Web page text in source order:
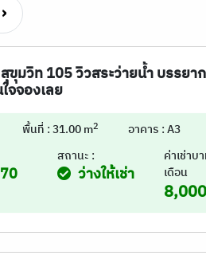
›
สุขุมวิท 105 วิวสระว่ายน้ำ บรรย
จจองเลย
พื้นที่ : 31.00 m2 อาคาร : A3
สถานะ :
ว่างให้เช่า
ค่าเช่าบ
เดือน